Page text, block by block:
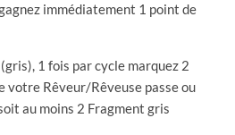
immédiatement 1 point de
(gris), 1 fois par cycle marquez 2
votre Rêveur/Rêveuse passe ou
au moins 2 Fragment gris